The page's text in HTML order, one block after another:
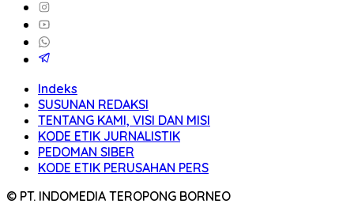
Indeks
SUSUNAN REDAKSI
TENTANG KAMI, VISI DAN MISI
KODE ETIK JURNALISTIK
PEDOMAN SIBER
KODE ETIK PERUSAHAN PERS
© PT. INDOMEDIA TEROPONG BORNEO